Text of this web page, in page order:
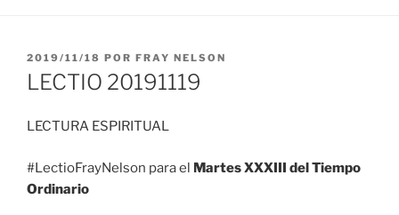
PUBLICADO
EL
2019/11/18 POR FRAY NELSON
LECTIO 20191119
LECTURA ESPIRITUAL
#LectioFrayNelson para el Martes XXXIII del Tiempo
Ordinario